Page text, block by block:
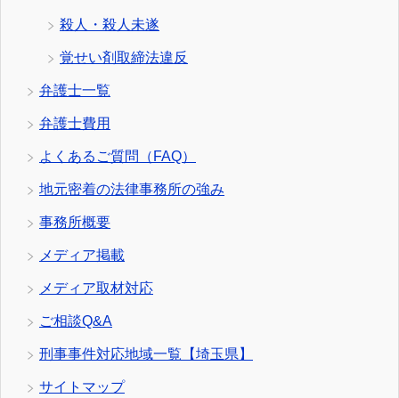
殺人・殺人未遂
覚せい剤取締法違反
弁護士一覧
弁護士費用
よくあるご質問（FAQ）
地元密着の法律事務所の強み
事務所概要
メディア掲載
メディア取材対応
ご相談Q&A
刑事事件対応地域一覧【埼玉県】
サイトマップ